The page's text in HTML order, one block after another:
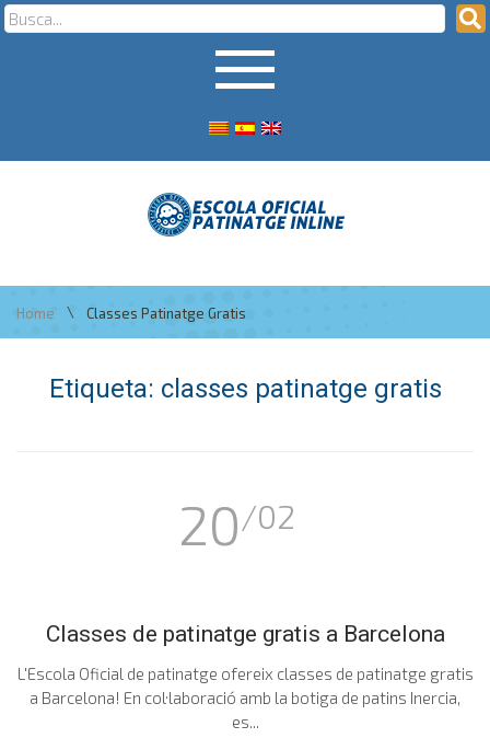
Home \ Classes Patinatge Gratis
Etiqueta: classes patinatge gratis
20/02
Classes de patinatge gratis a Barcelona
L'Escola Oficial de patinatge ofereix classes de patinatge gratis
a Barcelona! En col·laboració amb la botiga de patins Inercia,
es...